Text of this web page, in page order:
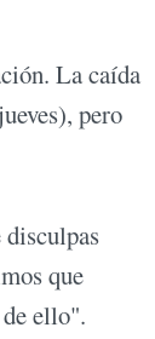
La caída
pero
que
ello".